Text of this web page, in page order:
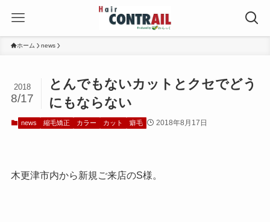
ホーム news
とんでもないカットとクセでどう
にもならない
2018
8/17
news 縮毛矯正 カラー カット 癖毛 2018年8月17日
木更津市内から新規ご来店のS様。